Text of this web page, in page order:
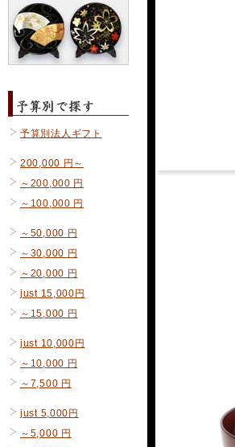
予算別法人ギフト
200,000 円～
～200,000 円
～100,000 円
～50,000 円
～30,000 円
～20,000 円
just 15,000円
～15,000 円
just 10,000円
～10,000 円
～7,500 円
just 5,000円
～5,000 円